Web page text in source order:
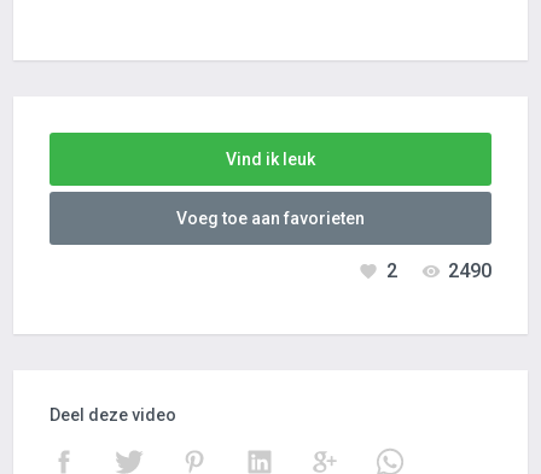
Vind ik leuk
Voeg toe aan favorieten
2490
2
Deel deze video